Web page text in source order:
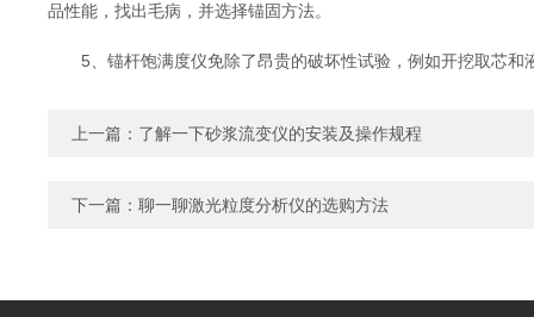
品性能，找出毛病，并选择锚固方法。
5、锚杆饱满度仪免除了昂贵的破坏性试验，例如开挖取芯和
上一篇： 了解一下砂浆流变仪的安装及操作规程
下一篇： 聊一聊激光粒度分析仪的选购方法